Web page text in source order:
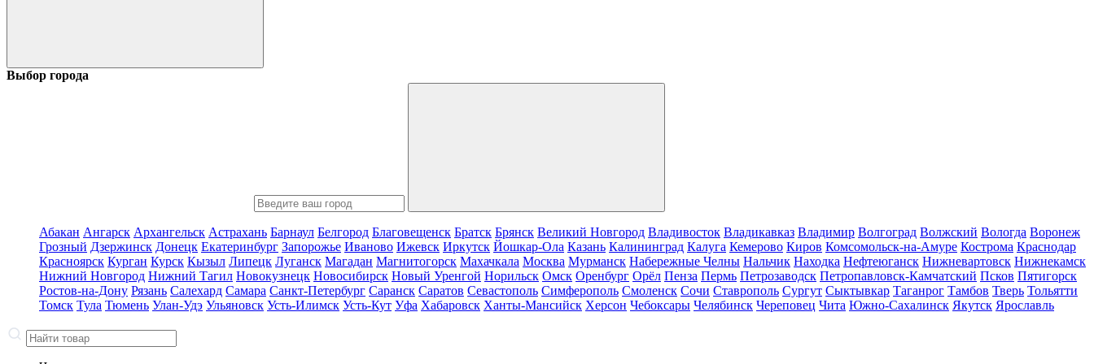
Выбор города
Абакан Ангарск Архангельск Астрахань Барнаул Белгород Благовещенск Братск Брянск Великий Новгород Владивосток Владикавказ Владимир Волгоград Волжский Вологда Воронеж
Грозный Дзержинск Донецк Екатеринбург Запорожье Иваново Ижевск Иркутск Йошкар-Ола Казань Калининград Калуга Кемерово Киров Комсомольск-на-Амуре Кострома Краснодар
Красноярск Курган Курск Кызыл Липецк Луганск Магадан Магнитогорск Махачкала Москва Мурманск Набережные Челны Нальчик Находка Нефтеюганск Нижневартовск Нижнекамск
Нижний Новгород Нижний Тагил Новокузнецк Новосибирск Новый Уренгой Норильск Омск Оренбург Орёл Пенза Пермь Петрозаводск Петропавловск-Камчатский Псков Пятигорск
Ростов-на-Дону Рязань Салехард Самара Санкт-Петербург Саранск Саратов Севастополь Симферополь Смоленск Сочи Ставрополь Сургут Сыктывкар Таганрог Тамбов Тверь Тольятти
Томск Тула Тюмень Улан-Удэ Ульяновск Усть-Илимск Усть-Кут Уфа Хабаровск Ханты-Мансийск Херсон Чебоксары Челябинск Череповец Чита Южно-Сахалинск Якутск Ярославль